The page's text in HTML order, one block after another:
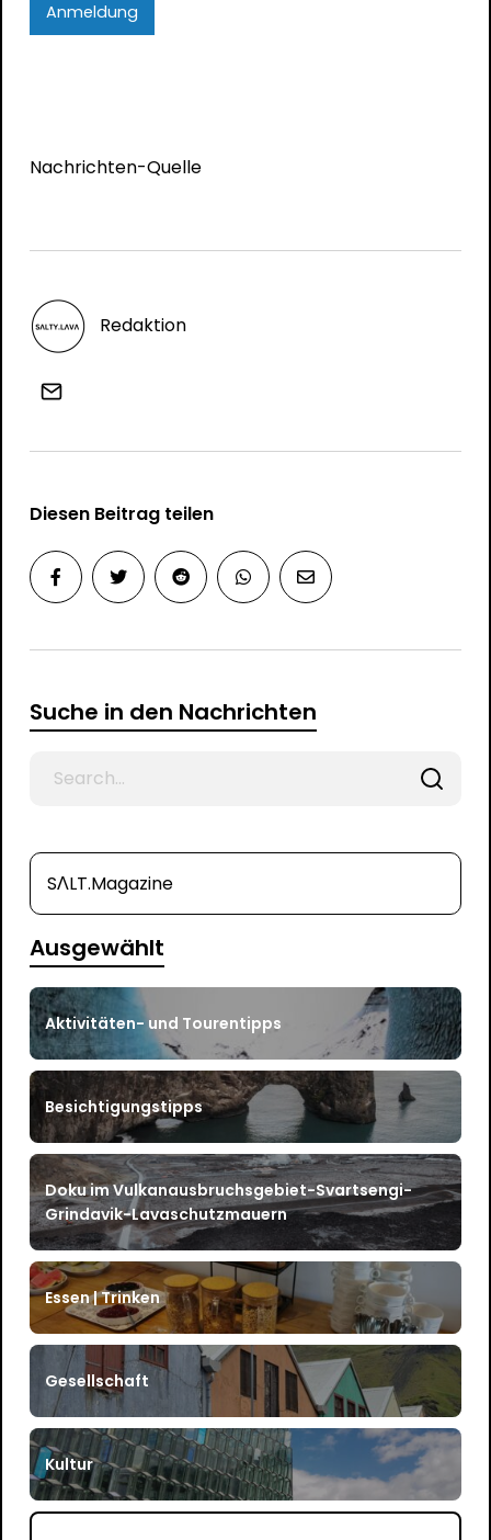
Anmeldung
Nachrichten-Quelle
Redaktion
Diesen Beitrag teilen
Suche in den Nachrichten
SΛLT.Magazine
Ausgewählt
Aktivitäten- und Tourentipps
Besichtigungstipps
Doku im Vulkanausbruchsgebiet-Svartsengi-
Grindavik-Lavaschutzmauern
Essen | Trinken
Gesellschaft
Kultur